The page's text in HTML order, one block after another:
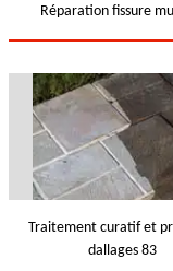
Réparation fissure
Traitement curatif et
dallages 83